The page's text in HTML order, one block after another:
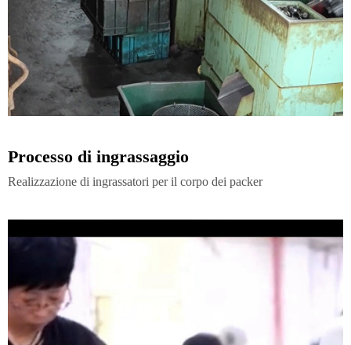
Processo di ingrassaggio
Realizzazione di ingrassatori per il corpo dei packer